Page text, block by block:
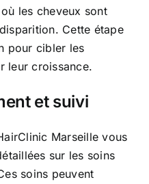
les cheveux sont
Cette étape
pour cibler les
leur croissance.
et suivi
Marseille vous
sur les soins
soins peuvent